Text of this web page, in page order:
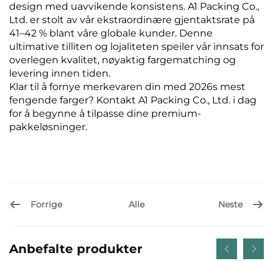
design med uavvikende konsistens. A1 Packing Co.,
Ltd. er stolt av vår ekstraordinære gjentaktsrate på
41–42 % blant våre globale kunder. Denne
ultimative tilliten og lojaliteten speiler vår innsats for
overlegen kvalitet, nøyaktig fargematching og
levering innen tiden.
Klar til å fornye merkevaren din med 2026s mest
fengende farger? Kontakt A1 Packing Co., Ltd. i dag
for å begynne å tilpasse dine premium-
pakkeløsninger.
Forrige Alle Neste
Anbefalte produkter